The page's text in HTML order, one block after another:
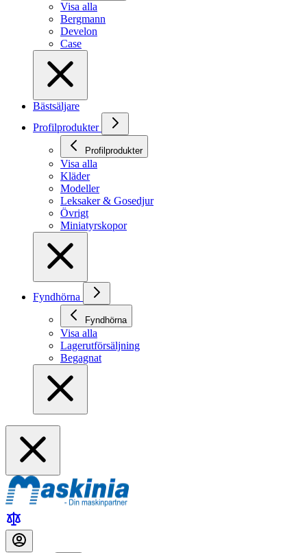
Visa alla
Bergmann
Develon
Case
Bästsäljare
Profilprodukter
Profilprodukter
Visa alla
Kläder
Modeller
Leksaker & Gosedjur
Övrigt
Miniatyrskopor
Fyndhörna
Fyndhörna
Visa alla
Lagerutförsäljning
Begagnat